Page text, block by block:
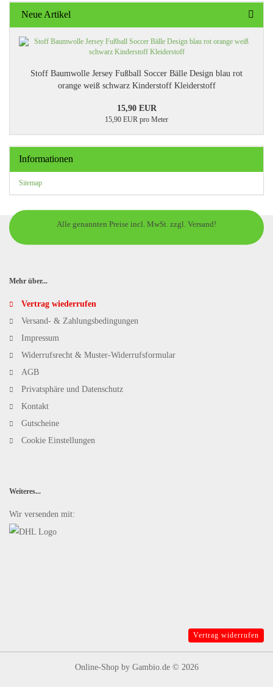
Neue Artikel
Stoff Baumwolle Jersey Fußball Soccer Bälle Design blau rot
orange weiß schwarz Kinderstoff Kleiderstoff
15,90 EUR
15,90 EUR pro Meter
Informationen
Sitemap
Alle genannten Preise incl. MwSt. zzgl. Versand!
Mehr über...
Vertrag wiederrufen
Versand- & Zahlungsbedingungen
Impressum
Widerrufsrecht & Muster-Widerrufsformular
AGB
Privatsphäre und Datenschutz
Kontakt
Gutscheine
Cookie Einstellungen
Weiteres...
Wir versenden mit:
Vertrag widerrufen
Online-Shopby Gambio.de © 2026